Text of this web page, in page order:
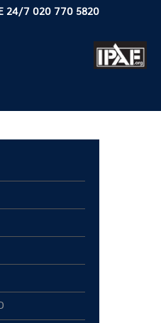
24/7 020 770 5820